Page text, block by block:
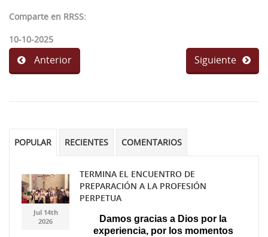
Comparte en RRSS:
10-10-2025
Anterior Siguiente
POPULAR RECIENTES COMENTARIOS
Jul 14th
2026
TERMINA EL ENCUENTRO DE
PREPARACIÓN A LA PROFESIÓN
PERPETUA
Damos gracias a Dios por la
experiencia, por los momentos